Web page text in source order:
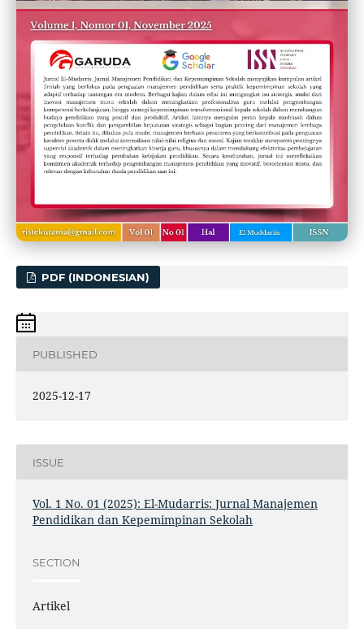
PDF (INDONESIAN)
PUBLISHED
2025-12-17
ISSUE
Vol. 1 No. 01 (2025): El-Mudarris: Jurnal Manajemen
Pendidikan dan Kepemimpinan Sekolah
SECTION
Artikel